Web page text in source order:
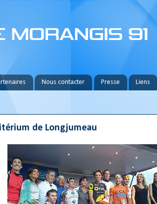
Nous contacter Presse Liens
de Longjumeau